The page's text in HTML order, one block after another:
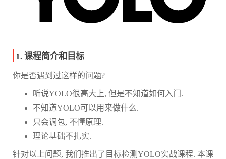
1. 课程简介和目标
你是否遇到过这样的问题?
听说YOLO很高大上, 但是不知道如何入门.
不知道YOLO可以用来做什么.
只会调包, 不懂原理.
理论基础不扎实.
针对以上问题, 我们推出了目标检测YOLO实战课程. 本课